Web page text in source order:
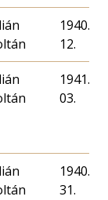
1940.
12.
1941.
03.
1940.
31.